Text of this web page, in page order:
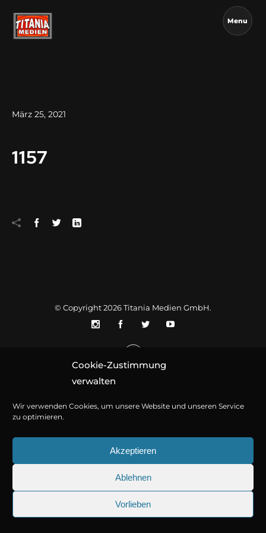
Cookie-Zustimmung
verwalten
Wir verwenden Cookies, um unsere Website und unseren Service
zu optimieren.
Akzeptieren
Ablehnen
Vorlieben
Menu
März 25, 2021
1157
© Copyright 2026Titania Medien GmbH.